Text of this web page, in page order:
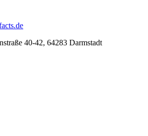
40-42, 64283 Darmstadt